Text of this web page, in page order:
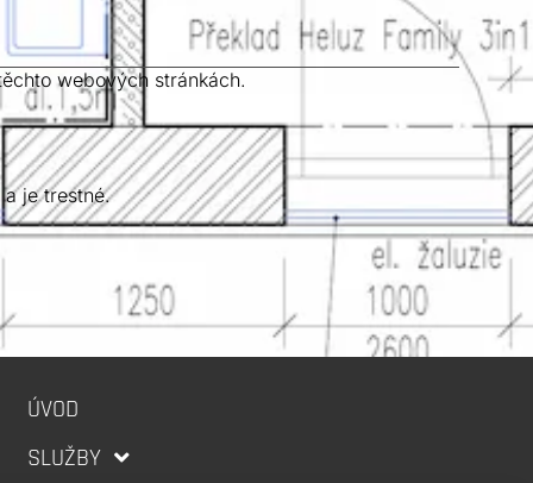
webových stránkách.
a je trestné.
ÚVOD
SLUŽBY